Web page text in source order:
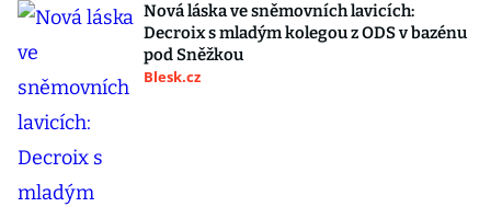
Nová láska ve sněmovních lavicích:
Decroix s mladým kolegou z ODS v bazénu
pod Sněžkou
Blesk.cz